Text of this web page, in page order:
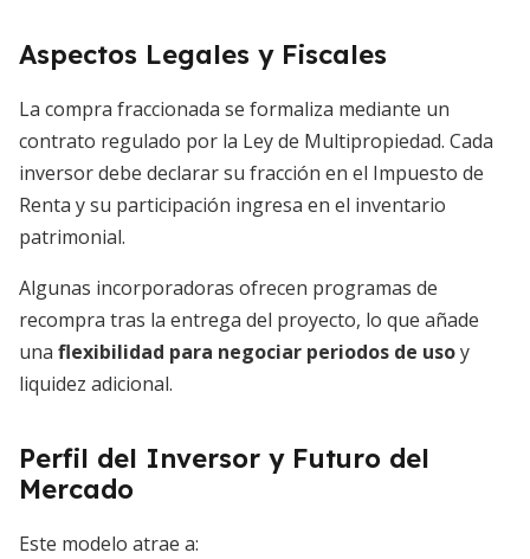
Aspectos Legales y Fiscales
La compra fraccionada se formaliza mediante un
contrato regulado por la Ley de Multipropiedad. Cada
inversor debe declarar su fracción en el Impuesto de
Renta y su participación ingresa en el inventario
patrimonial.
Algunas incorporadoras ofrecen programas de
recompra tras la entrega del proyecto, lo que añade
una flexibilidad para negociar periodos de usoy
liquidez adicional.
Perfil del Inversor y Futuro del
Mercado
Este modelo atrae a: